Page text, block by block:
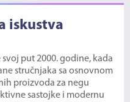
iskustva
put 2000. godine, kada
stručnjaka sa osnovnom
proizvoda za negu
sastojke i modernu